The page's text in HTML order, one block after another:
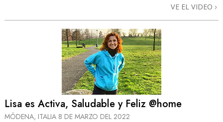
VE EL VIDEO
Lisa es Activa, Saludable y Feliz @home
MÓDENA, ITALIA 8 DE MARZO DEL 2022